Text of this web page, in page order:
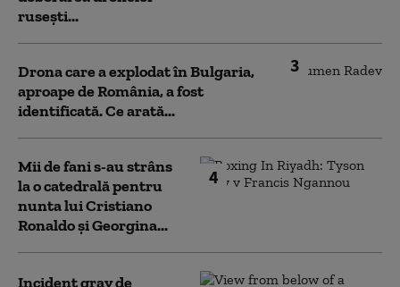
rusești...
3
Drona care a explodat în Bulgaria,
aproape de România, a fost
identificată. Ce arată...
4
Mii de fani s-au strâns
la o catedrală pentru
nunta lui Cristiano
Ronaldo şi Georgina...
Incident grav de